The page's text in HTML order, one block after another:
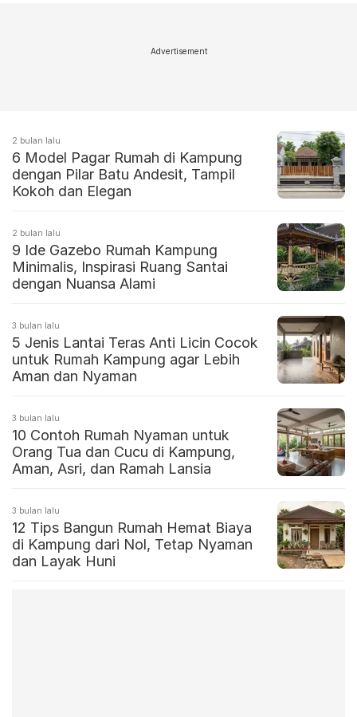
Advertisement
2 bulan lalu
6 Model Pagar Rumah di Kampung
dengan Pilar Batu Andesit, Tampil
Kokoh dan Elegan
2 bulan lalu
9 Ide Gazebo Rumah Kampung
Minimalis, Inspirasi Ruang Santai
dengan Nuansa Alami
3 bulan lalu
5 Jenis Lantai Teras Anti Licin Cocok
untuk Rumah Kampung agar Lebih
Aman dan Nyaman
3 bulan lalu
10 Contoh Rumah Nyaman untuk
Orang Tua dan Cucu di Kampung,
Aman, Asri, dan Ramah Lansia
3 bulan lalu
12 Tips Bangun Rumah Hemat Biaya
di Kampung dari Nol, Tetap Nyaman
dan Layak Huni